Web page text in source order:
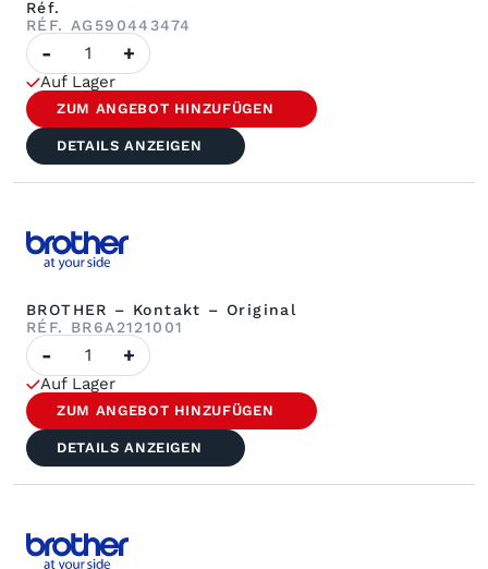
Réf.
RÉF. AG590443474
Menge
AGIE
CONTACT
INF/SUP.
12x30
mm
Réf.
- +
Auf Lager
ZUM ANGEBOT HINZUFÜGEN
DETAILS ANZEIGEN
BROTHER – Kontakt – Original
RÉF. BR6A2121001
Menge
von
BROTHER
–
Kontakt
–
Original
- +
Auf Lager
ZUM ANGEBOT HINZUFÜGEN
DETAILS ANZEIGEN